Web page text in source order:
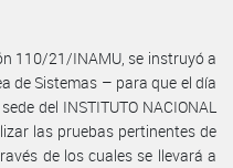
110/21/INAMU, se instruyó a
de Sistemas – para que el día
del INSTITUTO NACIONAL
las pruebas pertinentes de
de los cuales se llevará a